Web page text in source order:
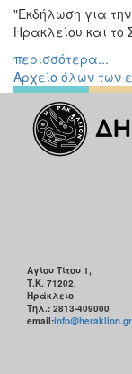
ΤΟΠΟΣ
Ο
ΔΗΜΟΣ
ΠΟΛΙΤΙΣΜΟΣ
"Εκδήλωση για
Ηρακλείου και το
περισσότερα...
Αρχείο όλων των
Αγίου Τίτου 1,
Τ.Κ. 71202,
Ηράκλειο
Τηλ.: 2813-409000
email:info@heraklion.gr